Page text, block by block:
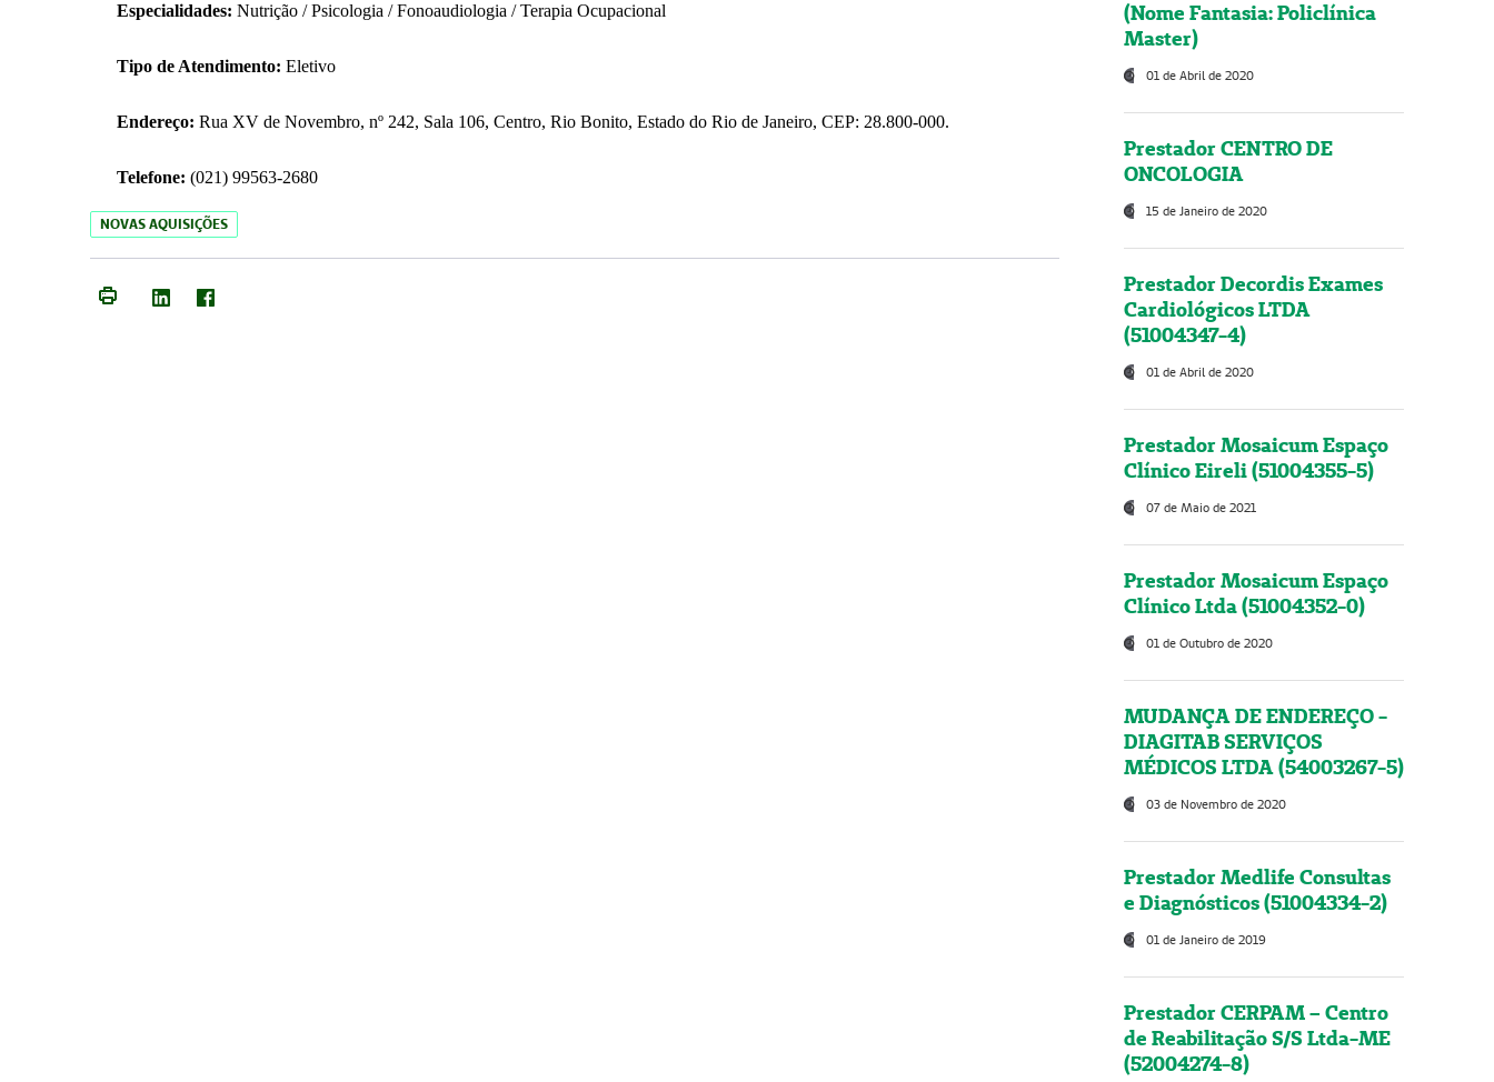
Especialidades: Nutrição / Psicologia / Fonoaudiologia / Terapia Ocupacional
Tipo de Atendimento: Eletivo
Endereço: Rua XV de Novembro, nº 242, Sala 106, Centro, Rio Bonito, Estado do Rio de Janeiro, CEP: 28.800-000.
Telefone: (021) 99563-2680
NOVAS AQUISIÇÕES
(Nome Fantasia: Policlínica
Master)
01 de Abril de 2020
Prestador CENTRO DE
ONCOLOGIA
15 de Janeiro de 2020
Prestador Decordis Exames
Cardiológicos LTDA
(51004347-4)
01 de Abril de 2020
Prestador Mosaicum Espaço
Clínico Eireli (51004355-5)
07 de Maio de 2021
Prestador Mosaicum Espaço
Clínico Ltda (51004352-0)
01 de Outubro de 2020
MUDANÇA DE ENDEREÇO -
DIAGITAB SERVIÇOS
MÉDICOS LTDA (54003267-5)
03 de Novembro de 2020
Prestador Medlife Consultas
e Diagnósticos (51004334-2)
01 de Janeiro de 2019
Prestador CERPAM – Centro
de Reabilitação S/S Ltda-ME
(52004274-8)